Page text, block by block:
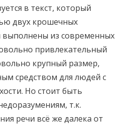
в текст, который
двух крошечных
из современных
привлекательный
крупный размер,
средством для людей с
Но стоит быть
т.к.
речи всё же далека от